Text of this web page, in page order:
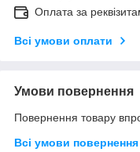
Оплата за
Всі умови оплати
Умови повернення
Повернення товару
Всі умови повернення